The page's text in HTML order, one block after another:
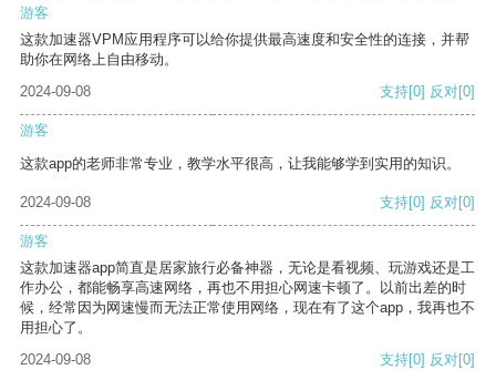
游客
这款加速器VPM应用程序可以给你提供最高速度和安全性的连接，并帮
助你在网络上自由移动。
2024-09-08
支持[0] 反对[0]
游客
这款app的老师非常专业，教学水平很高，让我能够学到实用的知识。
2024-09-08 支持[0] 反对[0]
游客
这款加速器app简直是居家旅行必备神器，无论是看视频、玩游戏还是工
作办公，都能畅享高速网络，再也不用担心网速卡顿了。以前出差的时
候，经常因为网速慢而无法正常使用网络，现在有了这个app，我再也不
用担心了。
2024-09-08
支持[0] 反对[0]